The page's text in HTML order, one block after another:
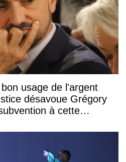
usage de l'argent
désavoue Grégory
à cette